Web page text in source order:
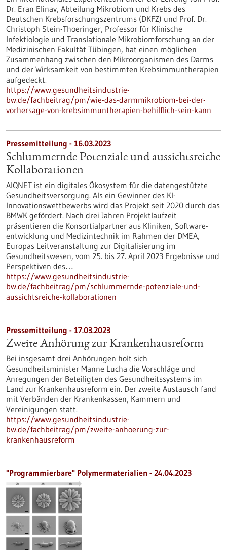
Dr. Eran Elinav, Abteilung Mikrobiom und Krebs des
Deutschen Krebsforschungszentrums (DKFZ) und Prof. Dr.
Christoph Stein-Thoeringer, Professor für Klinische
Infektiologie und Translationale Mikrobiomforschung an der
Medizinischen Fakultät Tübingen, hat einen möglichen
Zusammenhang zwischen den Mikroorganismen des Darms
und der Wirksamkeit von bestimmten Krebsimmuntherapien
aufgedeckt.
https://www.gesundheitsindustrie-
bw.de/fachbeitrag/pm/wie-das-darmmikrobiom-bei-der-
vorhersage-von-krebsimmuntherapien-behilflich-sein-kann
Pressemitteilung - 16.03.2023
Schlummernde Potenziale und aussichtsreiche
Kollaborationen
AIQNET ist ein digitales Ökosystem für die datengestützte
Gesundheitsversorgung. Als ein Gewinner des KI-
Innovationswettbewerbs wird das Projekt seit 2020 durch das
BMWK gefördert. Nach drei Jahren Projektlaufzeit
präsentieren die Konsortialpartner aus Kliniken, Software-
entwicklung und Medizintechnik im Rahmen der DMEA,
Europas Leitveranstaltung zur Digitalisierung im
Gesundheitswesen, vom 25. bis 27. April 2023 Ergebnisse und
Perspektiven des…
https://www.gesundheitsindustrie-
bw.de/fachbeitrag/pm/schlummernde-potenziale-und-
aussichtsreiche-kollaborationen
Pressemitteilung - 17.03.2023
Zweite Anhörung zur Krankenhausreform
Bei insgesamt drei Anhörungen holt sich
Gesundheitsminister Manne Lucha die Vorschläge und
Anregungen der Beteiligten des Gesundheitssystems im
Land zur Krankenhausreform ein. Der zweite Austausch fand
mit Verbänden der Krankenkassen, Kammern und
Vereinigungen statt.
https://www.gesundheitsindustrie-
bw.de/fachbeitrag/pm/zweite-anhoerung-zur-
krankenhausreform
"Programmierbare" Polymermaterialien - 24.04.2023